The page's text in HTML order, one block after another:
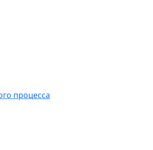
процесса